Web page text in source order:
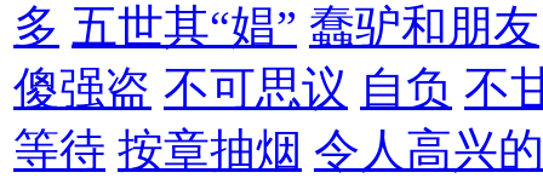
多 五世其“娼” 蠢驴和朋友
傻强盗 不可思议 自负 不
等待 按章抽烟 令人高兴